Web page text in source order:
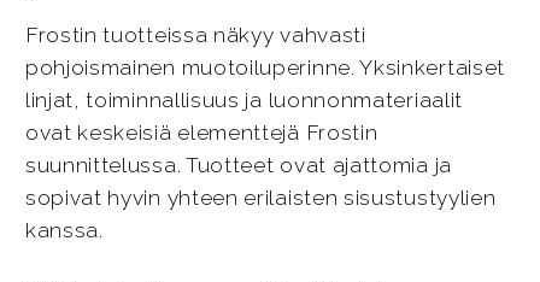
Frostin tuotteissa näkyy vahvasti
pohjoismainen muotoiluperinne. Yksinkertaiset
linjat, toiminnallisuus ja luonnonmateriaalit
ovat keskeisiä elementtejä Frostin
suunnittelussa. Tuotteet ovat ajattomia ja
sopivat hyvin yhteen erilaisten sisustustyylien
kanssa.